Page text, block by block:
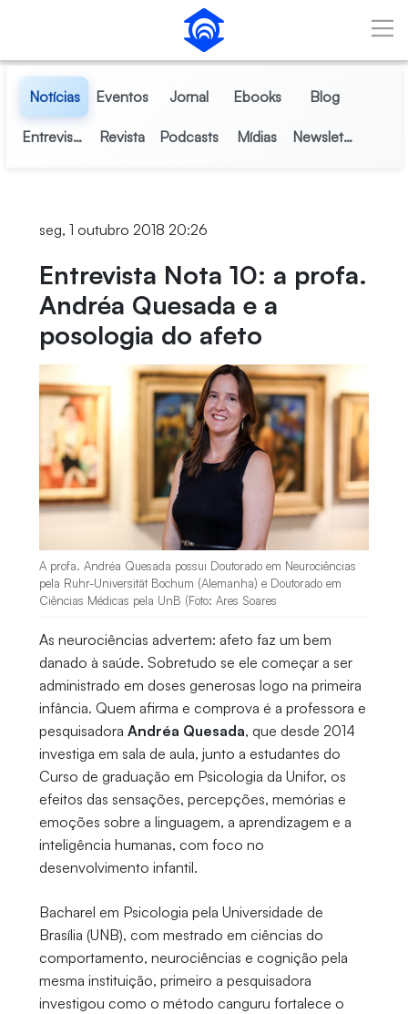
Pular para o Conteúdo principal
Notícias Eventos Jornal Ebooks Blog
Entrevistas Revista Podcasts Mídias Newsletter
seg, 1 outubro 2018 20:26
Entrevista Nota 10: a profa.
Andréa Quesada e a
posologia do afeto
A profa. Andréa Quesada possui Doutorado em Neurociências
pela Ruhr-Universität Bochum (Alemanha) e Doutorado em
Ciências Médicas pela UnB (Foto: Ares Soares
As neurociências advertem: afeto faz um bem
danado à saúde. Sobretudo se ele começar a ser
administrado em doses generosas logo na primeira
infância. Quem afirma e comprova é a professora e
pesquisadora Andréa Quesada, que desde 2014
investiga em sala de aula, junto a estudantes do
Curso de graduação em Psicologia da Unifor, os
efeitos das sensações, percepções, memórias e
emoções sobre a linguagem, a aprendizagem e a
inteligência humanas, com foco no
desenvolvimento infantil.
Bacharel em Psicologia pela Universidade de
Brasília (UNB), com mestrado em ciências do
comportamento, neurociências e cognição pela
mesma instituição, primeiro a pesquisadora
investigou como o método canguru fortalece o